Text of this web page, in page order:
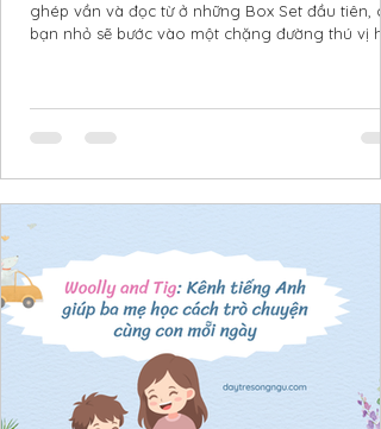
ghép vần và đọc từ ở những Box Set đầu tiên,
bạn nhỏ sẽ bước vào một chặng đường thú vị
ngữ thông qua từng trang sách. Khi các bạn